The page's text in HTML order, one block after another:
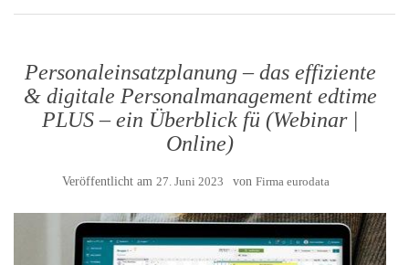
Personaleinsatzplanung – das effiziente
& digitale Personalmanagement edtime
PLUS – ein Überblick fü (Webinar |
Online)
Veröffentlicht am 27. Juni 2023 von Firma eurodata